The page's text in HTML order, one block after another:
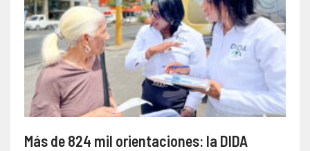
Más de 824 mil orientaciones: la DIDA